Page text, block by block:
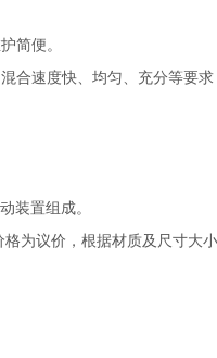
简便。
合速度快、均匀、充分等要
装置组成。
为议价，根据材质及尺寸大